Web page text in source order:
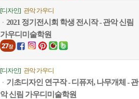
[디자인] 관악 가우디
ㆍ 2021 정기전시회 학생 전시작 - 관악 신림
가우디미술학원
27장
[디자인] 관악 가우디
ㆍ 기초디자인 연구작 - 디퓨저, 나무개체 - 관
악 신림 가우디미술학원